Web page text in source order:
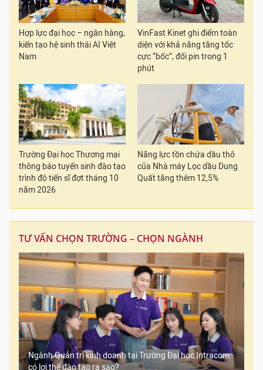
Hợp lực đại học – ngân hàng,
kiến tạo hệ sinh thái AI Việt
Nam
VinFast Kinet ghi điểm toàn
diện với khả năng tăng tốc
cực “bốc”, đổi pin trong 1
phút
Trường Đại học Thương mại
thông báo tuyển sinh đào tạo
trình độ tiến sĩ đợt tháng 10
năm 2026
Năng lực tồn chứa dầu thô
của Nhà máy Lọc dầu Dung
Quất tăng thêm 12,5%
TƯ VẤN CHỌN TRƯỜNG – CHỌN NGÀNH
Ngành Quản trị kinh doanh tại Trường Đại học Intracom
có lợi thế đào tạo ra sao?